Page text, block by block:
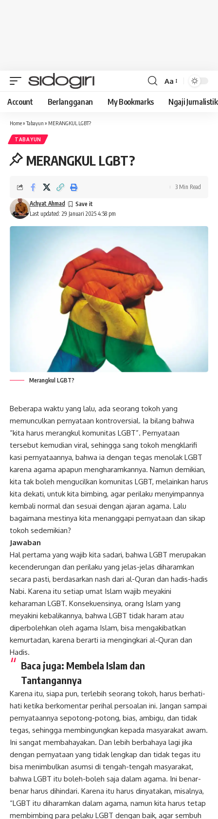
Font
Resizer
Aa
Account Berlangganan My Bookmarks Ngaji Jurnalistik
Home»Tabayun » MERANGKUL LGBT?
TABAYUN
MERANGKUL LGBT?
Last updated: 29 Januari 2025 4:58 pm
Achyat Ahmad
3 Min Read
Merangkul LGBT?
Beberapa waktu yang lalu, ada seorang tokoh yang
memunculkan pernyataan kontroversial. Ia bilang bahwa
“kita harus merangkul komunitas LGBT”. Pernyataan
tersebut kemudian viral, sehingga sang tokoh mengklarifi
kasi pernyataannya, bahwa ia dengan tegas menolak LGBT
karena agama apapun mengharamkannya. Namun demikian,
kita tak boleh mengucilkan komunitas LGBT, melainkan harus
kita dekati, untuk kita bimbing, agar perilaku menyimpannya
kembali normal dan sesuai dengan ajaran agama. Lalu
bagaimana mestinya kita menanggapi pernyataan dan sikap
tokoh sedemikian?
Jawaban
Hal pertama yang wajib kita sadari, bahwa LGBT merupakan
kecenderungan dan perilaku yang jelas-jelas diharamkan
secara pasti, berdasarkan nash dari al-Quran dan hadis-hadis
Nabi. Karena itu setiap umat Islam wajib meyakini
keharaman LGBT. Konsekuensinya, orang Islam yang
meyakini kebalikannya, bahwa LGBT tidak haram atau
diperbolehkan oleh agama Islam, bisa mengakibatkan
kemurtadan, karena berarti ia mengingkari al-Quran dan
Hadis.
Baca juga: Membela Islam dan
Tantangannya
Karena itu, siapa pun, terlebih seorang tokoh, harus berhati-
hati ketika berkomentar perihal persoalan ini. Jangan sampai
pernyataannya sepotong-potong, bias, ambigu, dan tidak
tegas, sehingga membingungkan kepada masyarakat awam.
Ini sangat membahayakan. Dan lebih berbahaya lagi jika
dengan pernyataan yang tidak lengkap dan tidak tegas itu
bisa menimbulkan asumsi di tengah-tengah masyarakat,
bahwa LGBT itu boleh-boleh saja dalam agama. Ini benar-
benar harus dihindari. Karena itu harus dinyatakan, misalnya,
“LGBT itu diharamkan dalam agama, namun kita harus tetap
membimbing para pelaku LGBT dengan baik, agar sembuh